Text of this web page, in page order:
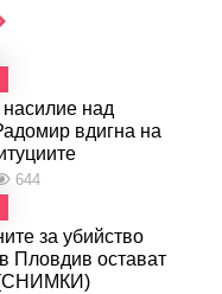
над
вдигна на
644
за убийство
Пловдив остават
(СНИМКИ)